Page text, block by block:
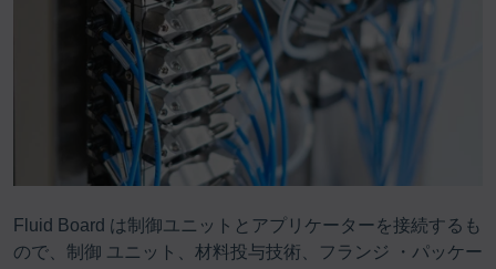
Fluid Board は制御ユニットとアプリケーターを接続するも
ので、制御 ユニット、材料投与技術、フランジ ・パッケー